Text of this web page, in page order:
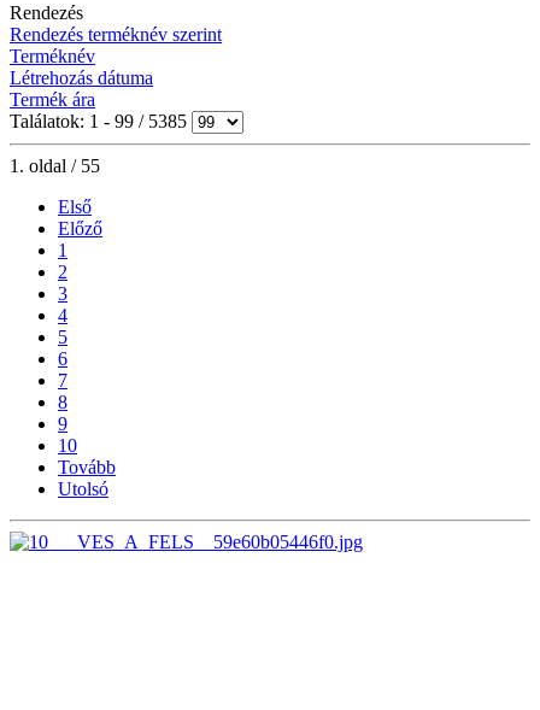
Rendezés
Rendezés terméknév szerint
Terméknév
Létrehozás dátuma
Termék ára
Találatok: 1 - 99 / 5385
1. oldal / 55
Első
Előző
1
2
3
4
5
6
7
8
9
10
Tovább
Utolsó